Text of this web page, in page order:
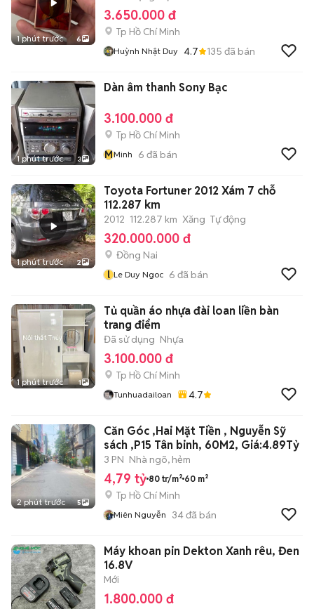
1 phút trước 6
3.650.000 đ
Tp Hồ Chí Minh
Huỳnh Nhật Duy 4.7 135 đã bán
1 phút trước 3
Dàn âm thanh Sony Bạc
3.100.000 đ
Tp Hồ Chí Minh
MMinh 6 đã bán
1 phút trước 2
Toyota Fortuner 2012 Xám 7 chỗ
112.287 km
2012 112.287 km Xăng Tự động
320.000.000 đ
Đồng Nai
l Le Duy Ngoc 6 đã bán
1 phút trước 1
Tủ quần áo nhựa đài loan liền bàn
trang điểm
Đã sử dụng Nhựa
3.100.000 đ
Tp Hồ Chí Minh
Tunhuadailoan 4.7
2 phút trước 5
Căn Góc ,Hai Mặt Tiền , Nguyễn Sỹ
sách ,P15 Tân binh, 60M2, Giá:4.89Tỷ
3 PN Nhà ngõ, hẻm
4,79 tỷ 80 tr/m² 60 m²
Tp Hồ Chí Minh
Miên Nguyễn 34đã bán
Máy khoan pin Dekton Xanh rêu, Đen
16.8V
Mới
1.800.000 đ